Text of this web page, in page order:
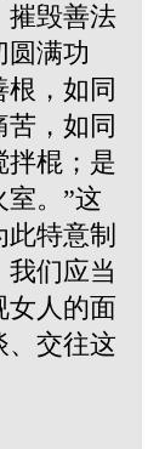
摧毁善法
圆满功
，如同
，如同
拌棍；是
室。”这
特意制
们应当
女人的面
、交往这